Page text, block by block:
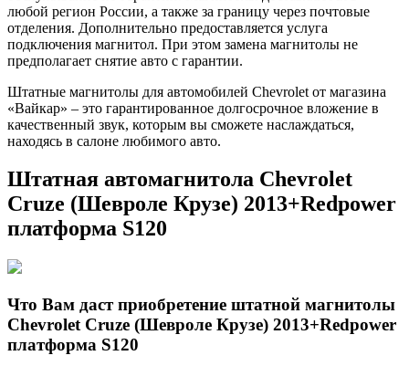
любой регион России, а также за границу через почтовые
отделения. Дополнительно предоставляется услуга
подключения магнитол. При этом замена магнитолы не
предполагает снятие авто с гарантии.
Штатные магнитолы для автомобилей Chevrolet от магазина
«Вайкар» – это гарантированное долгосрочное вложение в
качественный звук, которым вы сможете наслаждаться,
находясь в салоне любимого авто.
Штатная автомагнитола Chevrolet
Cruze (Шевроле Крузе) 2013+Redpower
платформа S120
Что Вам даст приобретение штатной магнитолы
Chevrolet Cruze (Шевроле Крузе) 2013+Redpower
платформа S120